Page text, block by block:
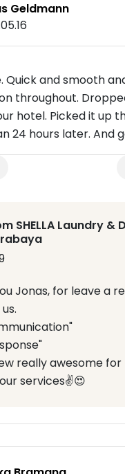
Geldmann
Quick and smooth
throughout.
hotel. Picked it up
24 hours later. And
SHELLA Laundry &
Jonas, for leave a
really awesome for
services✌😍